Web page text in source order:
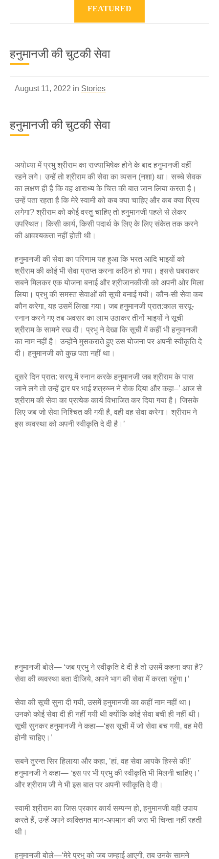
FEATURED
हनुमानजी की चुटकी सेवा
August 11, 2022 in Stories
हनुमानजी की चुटकी सेवा
अयोध्या में प्रभु श्रीराम का राज्याभिषेक होने के बाद हनुमानजी वहीं
रहने लगे। उन्हें तो श्रीराम की सेवा का व्यसन (नशा) था। सच्चे सेवक
का लक्षण ही है कि वह आराध्य के चित्त की बात जान लिया करता है।
उन्हें पता रहता है कि मेरे स्वामी को कब क्या चाहिए और कब क्या प्रिय
लगेगा? श्रीराम को कोई वस्तु चाहिए तो हनुमानजी पहले से लेकर
उपस्थित। किसी कार्य, किसी पदार्थ के लिए के लिए संकेत तक करने
की आवश्यकता नहीं होती थी।
हनुमानजी की सेवा का परिणाम यह हुआ कि भरत आदि भाइयों को
श्रीराम की कोई भी सेवा प्राप्त करना कठिन हो गया। इससे घबराकर
सबने मिलकर एक योजना बनाई और श्रीजानकीजी को अपनी ओर मिला
लिया। प्रभु की समस्त सेवाओं की सूची बनाई गयी। कौन-सी सेवा कब
कौन करेगा, यह उसमें लिखा गया। जब हनुमानजी प्रात:काल सरयू-
स्नान करने गए तब अवसर का लाभ उठाकर तीनों भाइयों ने सूची
श्रीराम के सामने रख दी। प्रभु ने देखा कि सूची में कहीं भी हनुमानजी
का नाम नहीं है। उन्होंने मुसकराते हुए उस योजना पर अपनी स्वीकृति दे
दी। हनुमानजी को कुछ पता नहीं था।
दूसरे दिन प्रात: सरयू में स्नान करके हनुमानजी जब श्रीराम के पास
जाने लगे तो उन्हें द्वार पर भाई शत्रुघ्न ने रोक दिया और कहा–’ आज से
श्रीराम की सेवा का प्रत्येक कार्य विभाजित कर दिया गया है। जिसके
लिए जब जो सेवा निश्चित की गयी है, वही वह सेवा करेगा। श्रीराम ने
इस व्यवस्था को अपनी स्वीकृति दे दी है।’
हनुमानजी बोले— ‘जब प्रभु ने स्वीकृति दे दी है तो उसमें कहना क्या है?
सेवा की व्यवस्था बता दीजिये, अपने भाग की सेवा में करता रहूंगा।’
सेवा की सूची सुना दी गयी, उसमें हनुमानजी का कहीं नाम नहीं था।
उनको कोई सेवा दी ही नहीं गयी थी क्योंकि कोई सेवा बची ही नहीं थी।
सूची सुनकर हनुमानजी ने कहा—‘इस सूची में जो सेवा बच गयी, वह मेरी
होनी चाहिए।’
सबने तुरन्त सिर हिलाया और कहा, ’हां, वह सेवा आपके हिस्से की!’
हनुमानजी ने कहा— ‘इस पर भी प्रभु की स्वीकृति भी मिलनी चाहिए।’
और श्रीराम जी ने भी इस बात पर अपनी स्वीकृति दे दी।
स्वामी श्रीराम का जिस प्रकार कार्य सम्पन्न हो, हनुमानजी वही उपाय
करते हैं, उन्हें अपने व्यक्तिगत मान-अपमान की जरा भी चिन्ता नहीं रहती
थी।
हनुमानजी बोले—‘मेरे प्रभु को जब जम्हाई आएगी, तब उनके सामने